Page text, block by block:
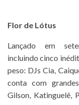
Flor de Lótus
Lançado em
incluindo cinco
peso: DJs Cia,
conta com
Gilson, Katinguelê,